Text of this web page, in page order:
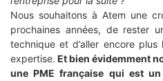
Nous souhaitons à Atem une
prochaines années, de rester
technique et d’aller encore
expertise. Et bien évidemment
une PME française qui est